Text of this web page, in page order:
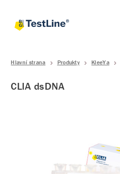
Hlavní strana Produkty KleeYa
CLIA dsDNA